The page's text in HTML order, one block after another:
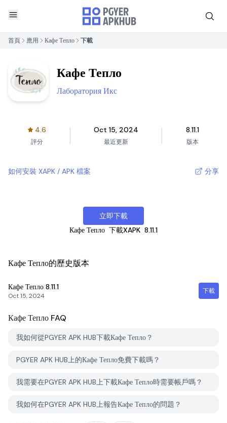
首頁 應用 Кафе Тепло 下載
Кафе Тепло
Лаборатория Икс
4.6
評分
Oct 15, 2024
最近更新
8.11.1
版本
如何安裝 XAPK / APK 檔案 分享
立即下載
Кафе Тепло 下載XAPK 8.11.1
Кафе Тепло的歷史版本
Кафе Тепло 8.11.1
Oct 15, 2024
下載
Кафе Тепло FAQ
我如何從PGYER APK HUB下載Кафе Тепло？
PGYER APK HUB上的Кафе Тепло免費下載嗎？
我需要在PGYER APK HUB上下載Кафе Тепло時需要帳戶嗎？
我如何在PGYER APK HUB上報告Кафе Тепло的問題？